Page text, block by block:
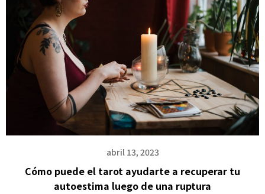
abril 13, 2023
Cómo puede el tarot ayudarte a recuperar tu
autoestima luego de una ruptura